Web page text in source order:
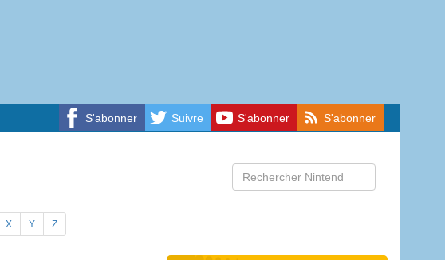
S'abonner Suivre S'abonner S'abonner
X Y Z